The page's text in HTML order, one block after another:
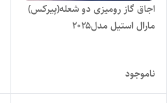
اجاق گاز رومیزی دو شعله(پیرکس)
مارال استیل مدل۲۰۲۵
ناموجود